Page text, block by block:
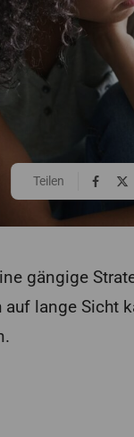
Teilen
gängige
lange Sicht